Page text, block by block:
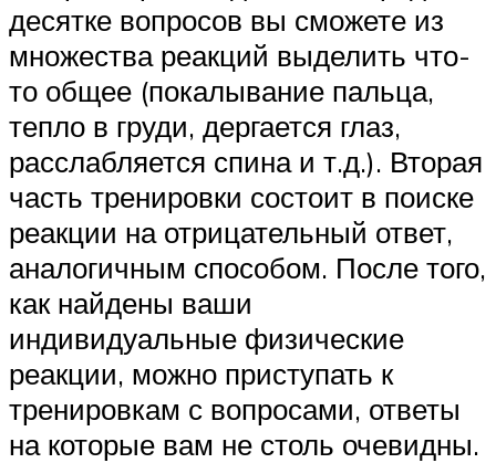
десятке вопросов вы сможете из
множества реакций выделить что-
то общее (покалывание пальца,
тепло в груди, дергается глаз,
расслабляется спина и т.д.). Вторая
часть тренировки состоит в поиске
реакции на отрицательный ответ,
аналогичным способом. После того,
как найдены ваши
индивидуальные физические
реакции, можно приступать к
тренировкам с вопросами, ответы
на которые вам не столь очевидны.